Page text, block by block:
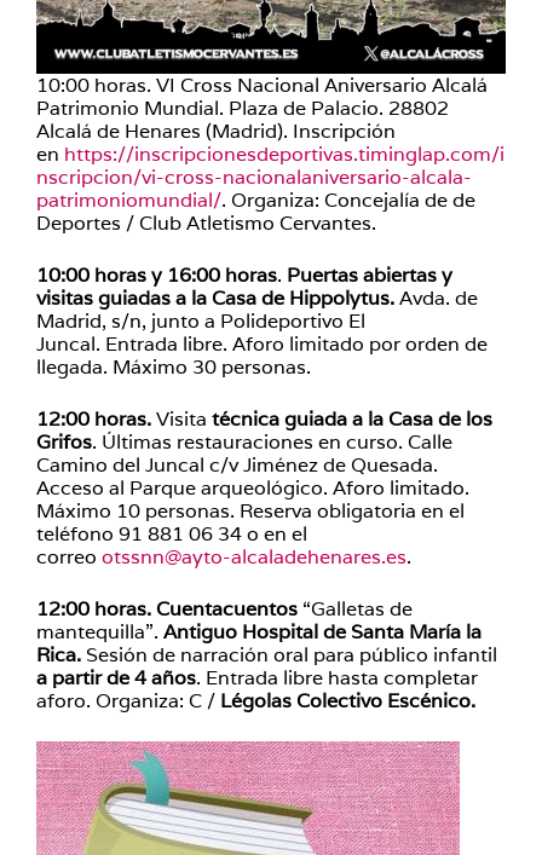
10:00 horas. VI Cross Nacional Aniversario Alcalá
Patrimonio Mundial. Plaza de Palacio. 28802
Alcalá de Henares (Madrid). Inscripción
en https://inscripcionesdeportivas.timinglap.com/i
nscripcion/vi-cross-nacionalaniversario-alcala-
patrimoniomundial/. Organiza: Concejalía de de
Deportes / Club Atletismo Cervantes.
10:00 horas y 16:00 horas. Puertas abiertas y
visitas guiadas a la Casa de Hippolytus.Avda. de
Madrid, s/n, junto a Polideportivo El
Juncal. Entrada libre. Aforo limitado por orden de
llegada. Máximo 30 personas.
12:00 horas.Visita técnica guiada a la Casa de los
Grifos. Últimas restauraciones en curso. Calle
Camino del Juncal c/v Jiménez de Quesada.
Acceso al Parque arqueológico. Aforo limitado.
Máximo 10 personas. Reserva obligatoria en el
teléfono 91 881 06 34 o en el
correo otssnn@ayto-alcaladehenares.es.
12:00 horas. Cuentacuentos “Galletas de
mantequilla”. Antiguo Hospital de Santa María la
Rica. Sesión de narración oral para público infantil
a partir de 4 años. Entrada libre hasta completar
aforo. Organiza: C / Légolas Colectivo Escénico.